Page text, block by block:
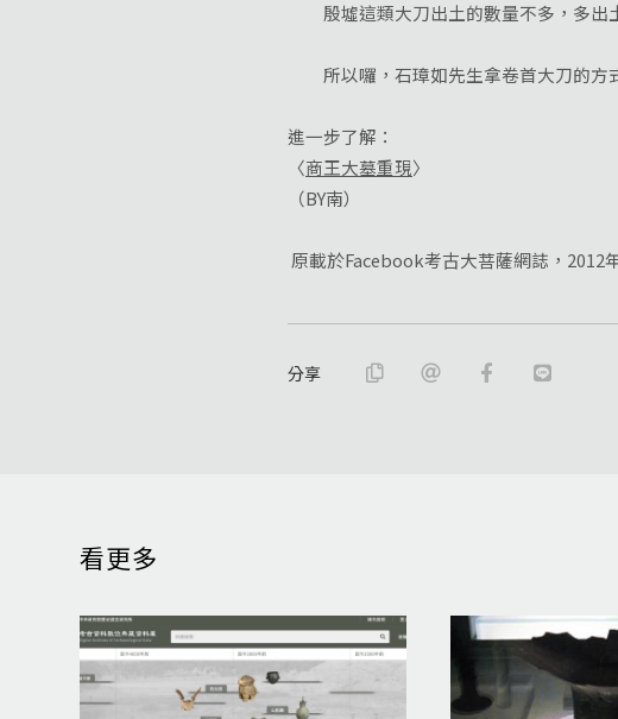
殷墟這類大刀出土的數量不多，多出
所以囉，石璋如先生拿卷首大刀的方
進一步了解：
〈商王大墓重現〉
（BY南）
原載於Facebook考古大菩薩網誌，2012
分享
看更多